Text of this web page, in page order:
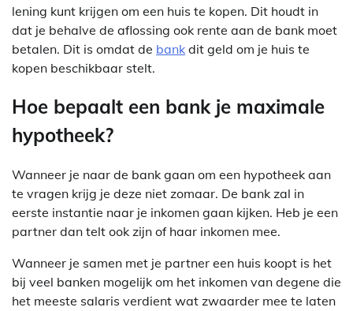
lening kunt krijgen om een huis te kopen. Dit houdt in
dat je behalve de aflossing ook rente aan de bank moet
betalen. Dit is omdat de bank dit geld om je huis te
kopen beschikbaar stelt.
Hoe bepaalt een bank je maximale
hypotheek?
Wanneer je naar de bank gaan om een hypotheek aan
te vragen krijg je deze niet zomaar. De bank zal in
eerste instantie naar je inkomen gaan kijken. Heb je een
partner dan telt ook zijn of haar inkomen mee.
Wanneer je samen met je partner een huis koopt is het
bij veel banken mogelijk om het inkomen van degene die
het meeste salaris verdient wat zwaarder mee te laten